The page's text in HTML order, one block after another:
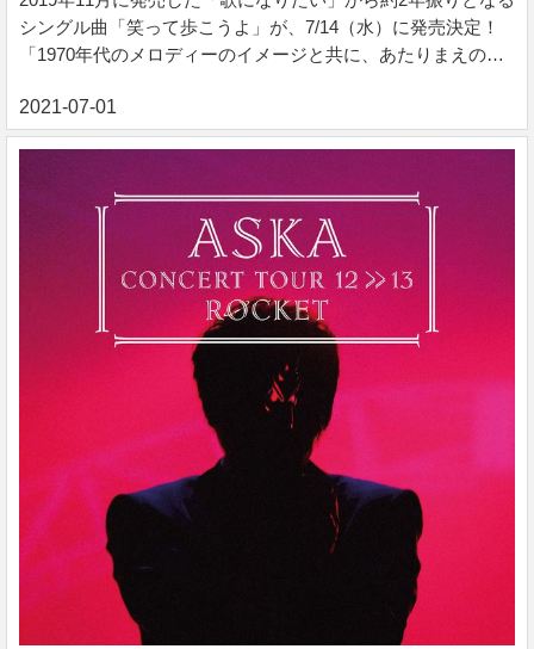
シングル曲「笑って歩こうよ」が、7/14（水）に発売決定！
「1970年代のメロディーのイメージと共に、あたりまえの言
大切に進むかを意識したかった」というASKAのメッセージが
込められたシングル曲となる。 アーティスト ASKA 発売日
税込 ※ご購入手続きは下記バナーよりお進みください。 笑っ
て歩こうよ, ASKA - Qobuz QobuzでASKAによる%tiitle%...